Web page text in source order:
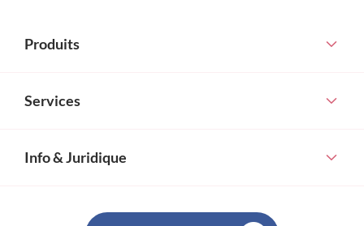
Produits
Services
Info & Juridique